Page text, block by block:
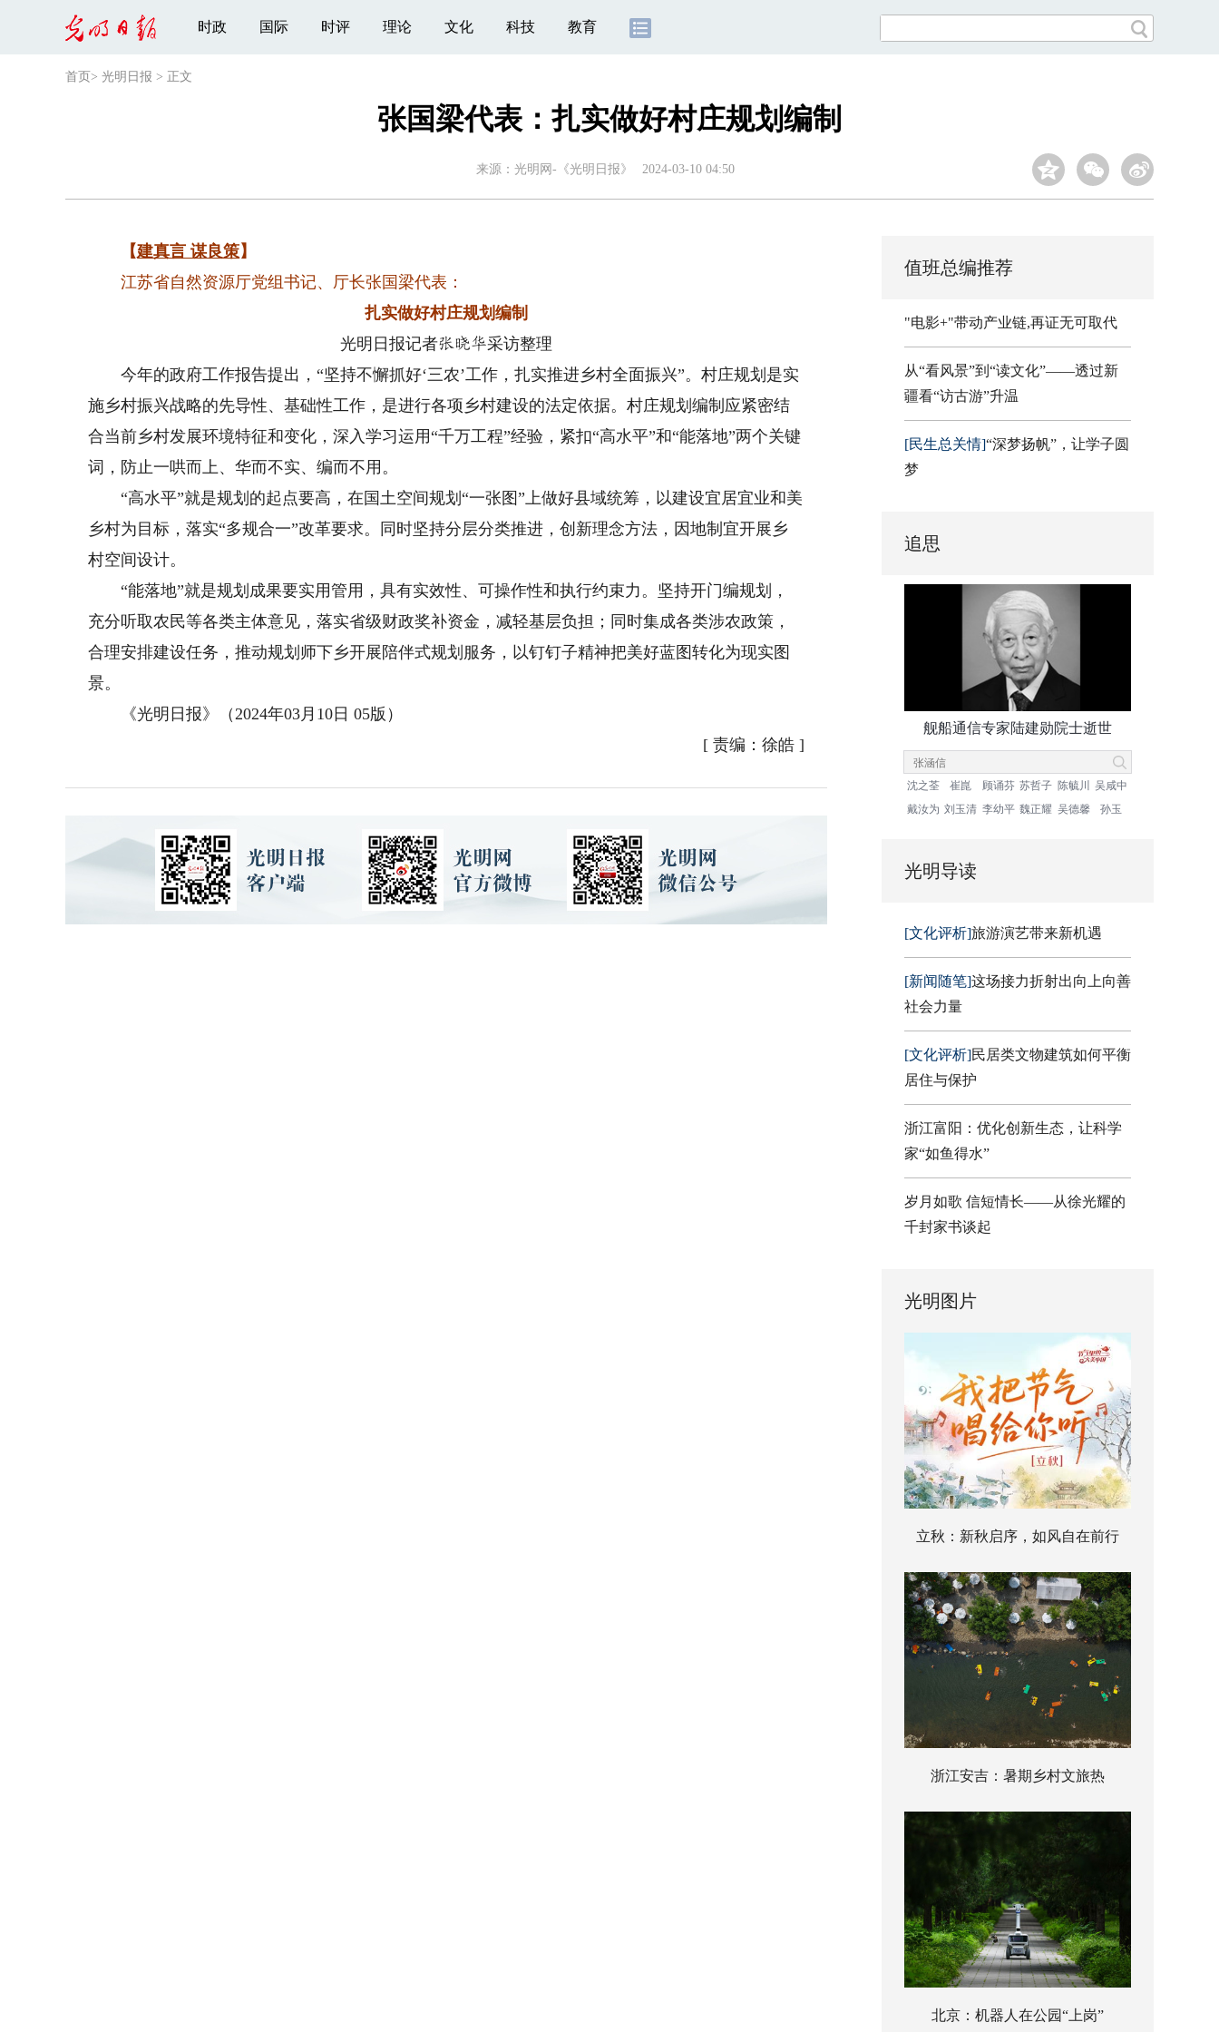
时政 国际 时评 理论 文化 科技 教育
首页 > 光明日报 > 正文
张国梁代表：扎实做好村庄规划编制
来源： 光明网-《光明日报》 2024-03-10 04:50
【建真言 谋良策】
江苏省自然资源厅党组书记、厅长张国梁代表：
扎实做好村庄规划编制
光明日报记者张晓华采访整理
今年的政府工作报告提出，“坚持不懈抓好‘三农’工作，扎实推进乡村全面振兴”。村庄规划是实
施乡村振兴战略的先导性、基础性工作，是进行各项乡村建设的法定依据。村庄规划编制应紧密结
合当前乡村发展环境特征和变化，深入学习运用“千万工程”经验，紧扣“高水平”和“能落地”两个关键
词，防止一哄而上、华而不实、编而不用。
“高水平”就是规划的起点要高，在国土空间规划“一张图”上做好县域统筹，以建设宜居宜业和美
乡村为目标，落实“多规合一”改革要求。同时坚持分层分类推进，创新理念方法，因地制宜开展乡
村空间设计。
“能落地”就是规划成果要实用管用，具有实效性、可操作性和执行约束力。坚持开门编规划，
充分听取农民等各类主体意见，落实省级财政奖补资金，减轻基层负担；同时集成各类涉农政策，
合理安排建设任务，推动规划师下乡开展陪伴式规划服务，以钉钉子精神把美好蓝图转化为现实图
景。
《光明日报》（2024年03月10日 05版）
[ 责编：徐皓]
值班总编推荐
"电影+"带动产业链,再证无可取代
从“看风景”到“读文化”——透过新
疆看“访古游”升温
[民生总关情]“深梦扬帆”，让学子圆
梦
追思
舰船通信专家陆建勋院士逝世
沈之荃 崔崑 顾诵芬 苏哲子 陈毓川
吴咸中
戴汝为 刘玉清 李幼平 魏正耀 吴德馨 孙玉
光明导读
[文化评析]旅游演艺带来新机遇
[新闻随笔]这场接力折射出向上向善
社会力量
[文化评析]民居类文物建筑如何平衡
居住与保护
浙江富阳：优化创新生态，让科学
家“如鱼得水”
岁月如歌 信短情长——从徐光耀的
千封家书谈起
光明图片
立秋：新秋启序，如风自在前行
浙江安吉：暑期乡村文旅热
北京：机器人在公园“上岗”